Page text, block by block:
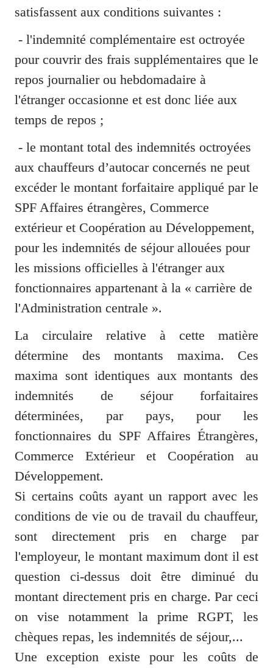
satisfassent aux conditions suivantes :
pour couvrir des frais supplémentaires que le
repos journalier ou hebdomadaire à
l'étranger occasionne et est donc liée aux
temps de repos ;
aux chauffeurs d’autocar concernés ne peut
excéder le montant forfaitaire appliqué par le
SPF Affaires étrangères, Commerce
extérieur et Coopération au Développement,
pour les indemnités de séjour allouées pour
les missions officielles à l'étranger aux
fonctionnaires appartenant à la « carrière de
l'Administration centrale ».
La circulaire relative à cette matière
détermine des montants maxima. Ces
maxima sont identiques aux montants des
indemnités de séjour forfaitaires
déterminées, par pays, pour les
fonctionnaires du SPF Affaires Étrangères,
Commerce Extérieur et Coopération au
Développement.
Si certains coûts ayant un rapport avec les
conditions de vie ou de travail du chauffeur,
sont directement pris en charge par
l'employeur, le montant maximum dont il est
question ci-dessus doit être diminué du
montant directement pris en charge. Par ceci
on vise notamment la prime RGPT, les
chèques repas, les indemnités de séjour,...
Une exception existe pour les coûts de